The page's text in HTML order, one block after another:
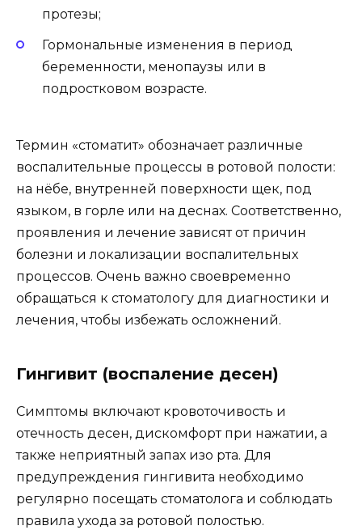
протезы;
Гормональные изменения в период
беременности, менопаузы или в
подростковом возрасте.
Термин «стоматит» обозначает различные
воспалительные процессы в ротовой полости:
на нёбе, внутренней поверхности щек, под
языком, в горле или на деснах. Соответственно,
проявления и лечение зависят от причин
болезни и локализации воспалительных
процессов. Очень важно своевременно
обращаться к стоматологу для диагностики и
лечения, чтобы избежать осложнений.
Гингивит (воспаление десен)
Симптомы включают кровоточивость и
отечность десен, дискомфорт при нажатии, а
также неприятный запах изо рта. Для
предупреждения гингивита необходимо
регулярно посещать стоматолога и соблюдать
правила ухода за ротовой полостью.